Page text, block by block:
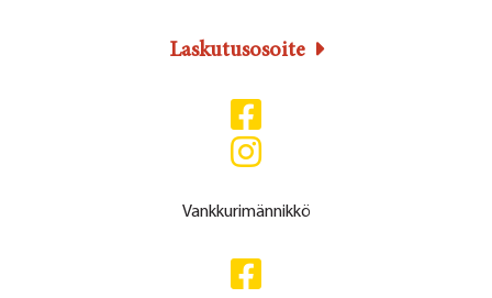
Laskutusosoite
Vankkurimännikkö